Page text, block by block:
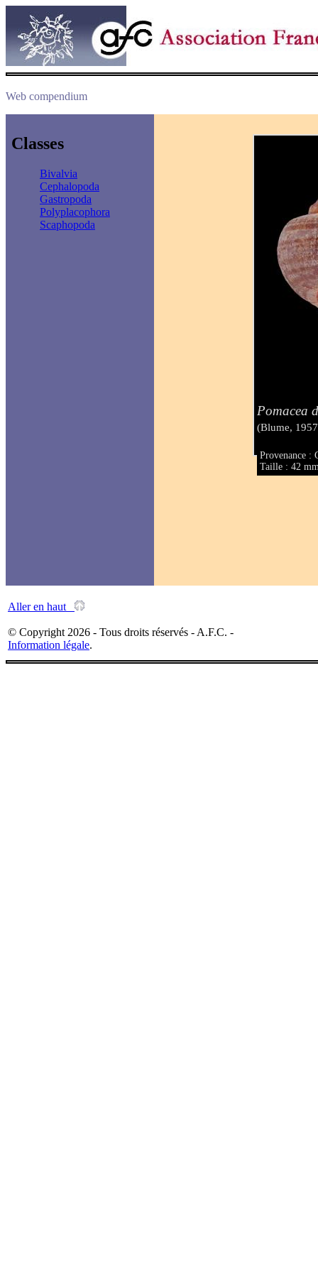
Web compendium
Classes
Bivalvia
Cephalopoda
Gastropoda
Polyplacophora
Scaphopoda
Pomacea
(Blume,
Provenance :
Taille : 42
Aller en haut
© Copyright 2026 - Tous droits réservés - A.F.C. -
Information légale.